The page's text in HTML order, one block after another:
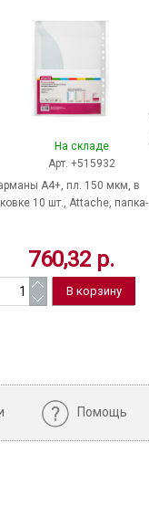
На складе
Арт. +515932
A4+, пл. 150 мкм, в
10 шт., Attache, папка-
760,32 р.
Помощь